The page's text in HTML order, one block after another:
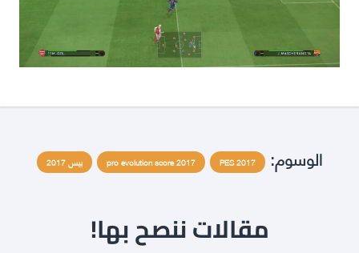
الوسوم: PES 2017
pro evolution score 2017 بيس 2017
مقالات ننصح بها!